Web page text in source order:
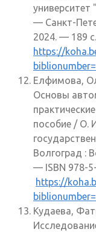
— Санкт-
2024. — 189
https://
Елфимова,
Основы
пособие / О.
Волгоград :
— ISBN 978-
https://
Кудаева,